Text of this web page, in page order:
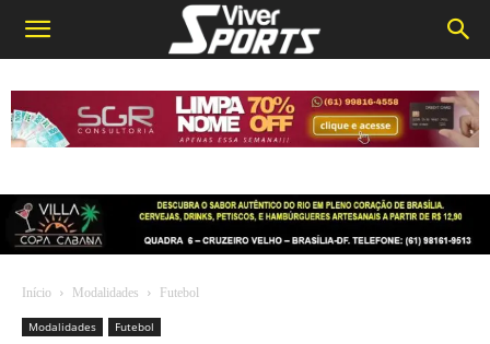
Início Modalidades Futebol
Modalidades Futebol